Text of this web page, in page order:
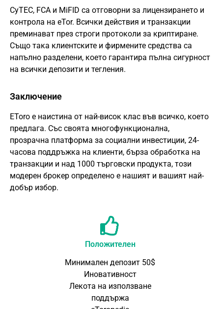
CyTEC, FCA и MiFID са отговорни за лицензирането и
контрола на eTor. Всички действия и транзакции
преминават през строги протоколи за криптиране.
Също така клиентските и фирмените средства са
напълно разделени, което гарантира пълна сигурност
на всички депозити и тегления.
Заключение
EToro е наистина от най-висок клас във всичко, което
предлага. Със своята многофункционална,
прозрачна платформа за социални инвестиции, 24-
часова поддръжка на клиенти, бърза обработка на
транзакции и над 1000 търговски продукта, този
модерен брокер определено е нашият и вашият най-
добър избор.
Положителен
Минимален депозит 50$
Иновативност
Лекота на използване
поддържа